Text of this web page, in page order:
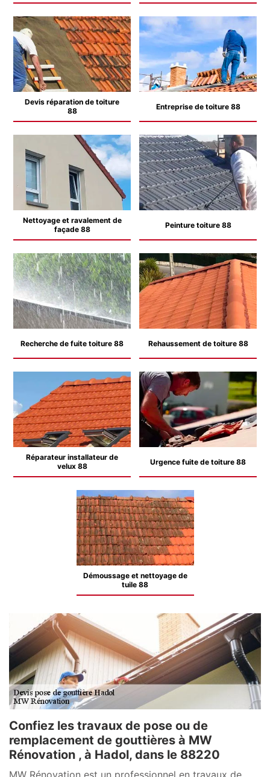
Devis réparation de toiture
88
Entreprise de toiture 88
Nettoyage et ravalement de
façade 88
Peinture toiture 88
Recherche de fuite toiture 88 Rehaussement de toiture 88
Réparateur installateur de
velux 88
Urgence fuite de toiture 88
Démoussage et nettoyage de
tuile 88
Confiez les travaux de pose ou de
remplacement de gouttières à MW
Rénovation , à Hadol, dans le 88220
MW Rénovation est un professionnel en travaux de